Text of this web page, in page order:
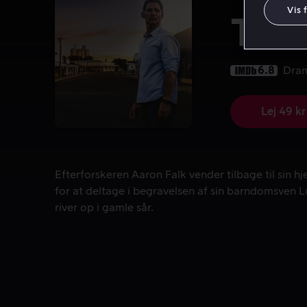
The
6.8
Lej 49 kr
Efterforskeren Aaron Falk vender tilbage til sin
Efterforskeren Aaron Falk vender tilbage til sin
for at deltage i begravelsen af sin barndomsven
river op i gamle sår.
Vis